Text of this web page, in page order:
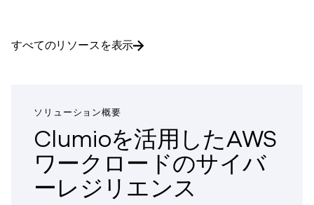
すべてのリソースを表示
ソリューション概要
Clumioを活用したAWS
ワークロードのサイバ
ーレジリエンス